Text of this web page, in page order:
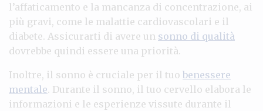
l’affaticamento e la mancanza di concentrazione, ai
più gravi, come le malattie cardiovascolari e il
diabete. Assicurarti di avere un sonno di qualità
dovrebbe quindi essere una priorità.
Inoltre, il sonno è cruciale per il tuo benessere
mentale. Durante il sonno, il tuo cervello elabora le
informazioni e le esperienze vissute durante il